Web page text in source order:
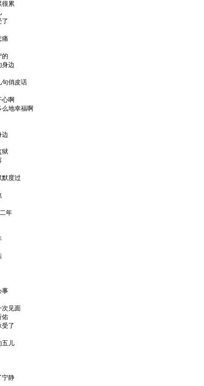
很累
痛
的
边
句俏皮话
心啊
么地幸福啊
狱
默度过
年
事
次见面
佑
了
五儿
宁静